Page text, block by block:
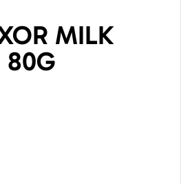
MILK
80G